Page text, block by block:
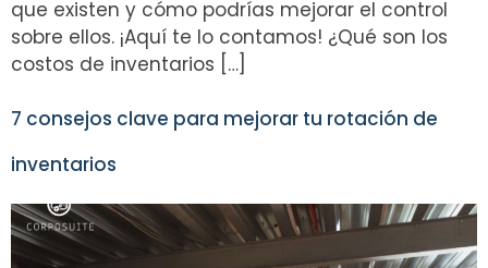
que existen y cómo podrías mejorar el control
sobre ellos. ¡Aquí te lo contamos! ¿Qué son los
costos de inventarios […]
7 consejos clave para mejorar tu rotación de
inventarios